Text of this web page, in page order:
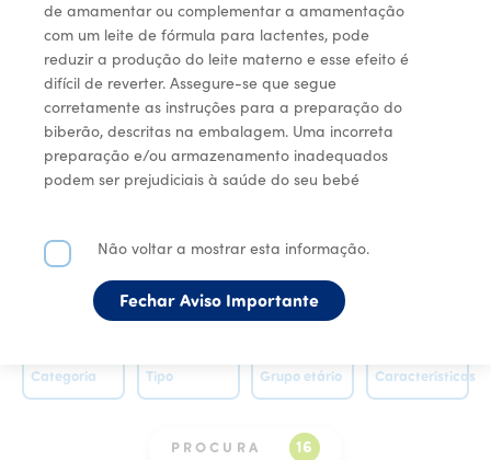
Produtos em que pode
Produzidos de uma forma
segura e transparente.Produtos
Categoria Tipo Grupo etário Caracteristicas
PROCURA 16
de amamentar ou complementar a amamentação
com um leite de fórmula para lactentes, pode
reduzir a produção do leite materno e esse efeito é
difícil de reverter. Assegure-se que segue
corretamente as instruções para a preparação do
biberão, descritas na embalagem. Uma incorreta
preparação e/ou armazenamento inadequados
podem ser prejudiciais à saúde do seu bebé
Não voltar a mostrar esta informação.
Fechar Aviso Importante